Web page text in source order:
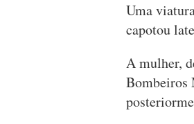
Uma
capotou
A mulher,
Bombeiros